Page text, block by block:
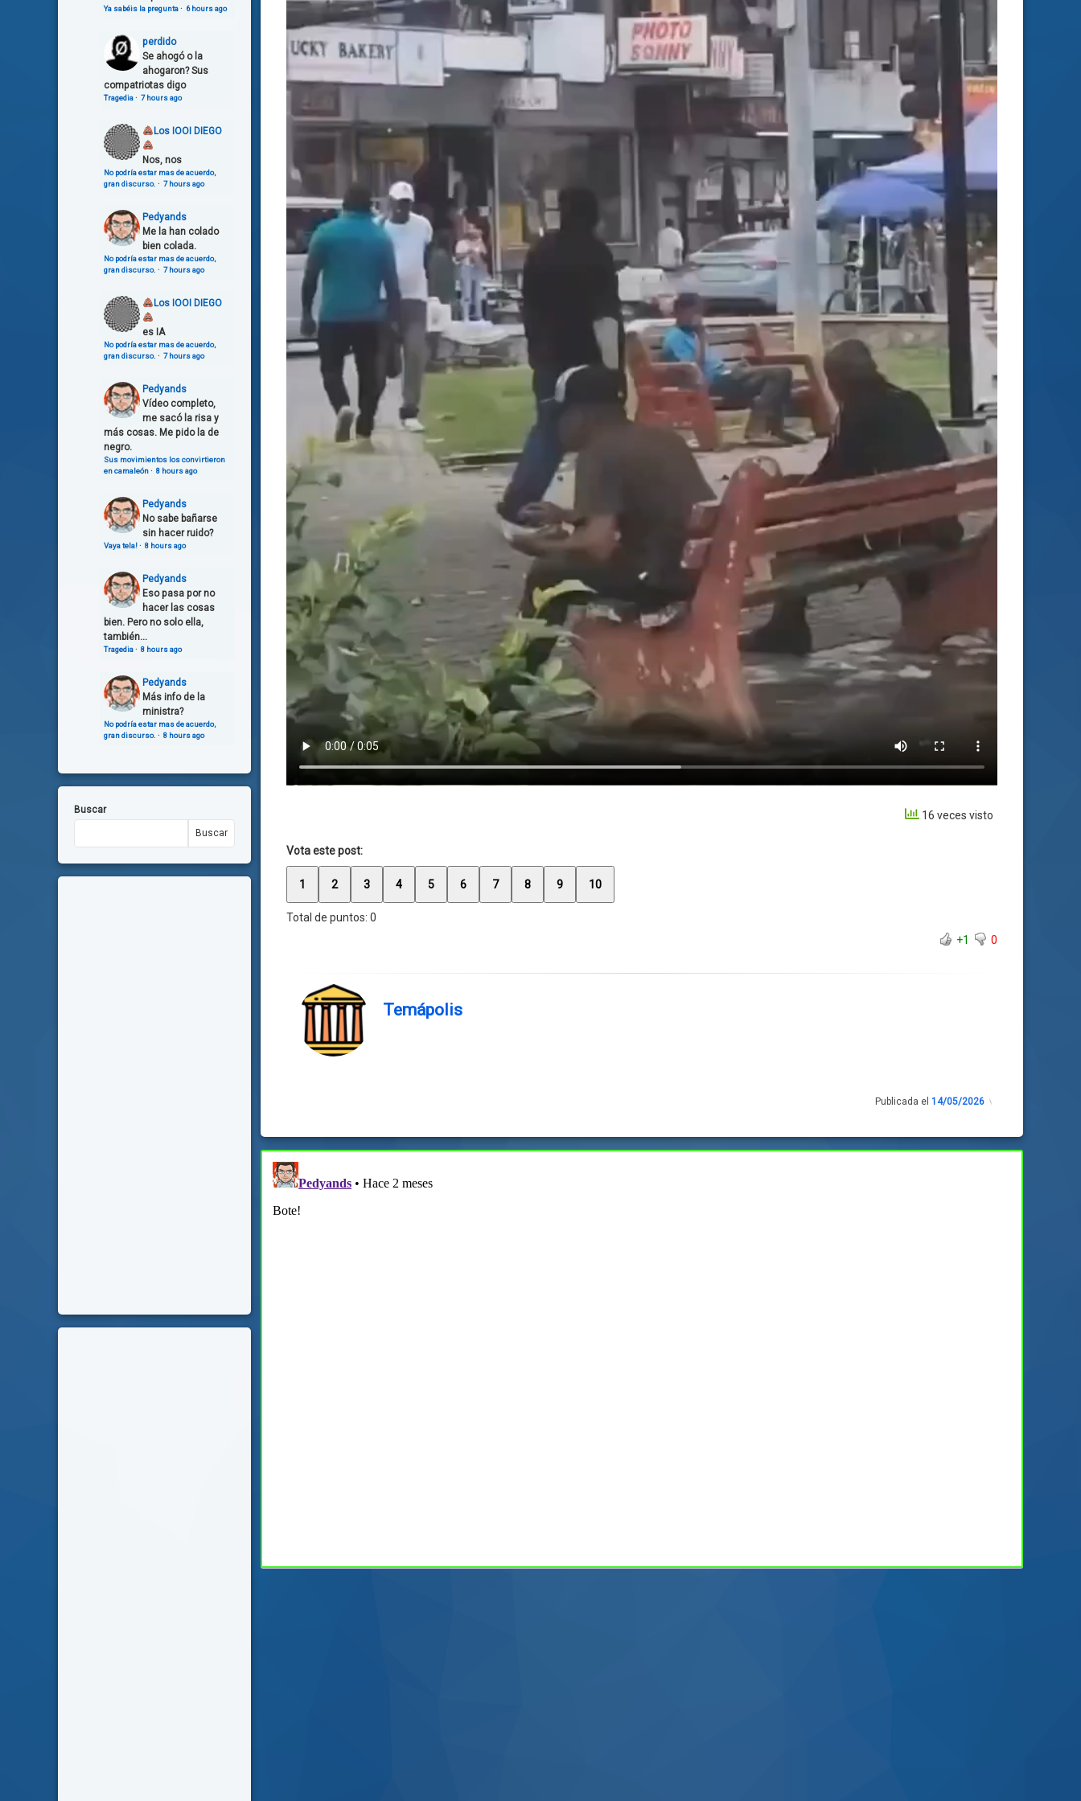
16 veces visto
Vota este post:
1 2 3 4 5 6 7 8 9 10
Total de puntos: 0
+1
0
Temápolis
Publicada el 14/05/2026
13/05/2026
Ya sabéis la pregunta· 6 hours ago
perdido
Se ahogó o la
ahogaron? Sus
compatriotas digo
Tragedia· 7 hours ago
Los IOOI DIEGO
Nos, nos
No podría estar mas de acuerdo,
gran discurso. · 7 hours ago
Pedyands
Me la han colado
bien colada.
No podría estar mas de acuerdo,
gran discurso. · 7 hours ago
Los IOOI DIEGO
es IA
No podría estar mas de acuerdo,
gran discurso. · 7 hours ago
Pedyands
Vídeo completo,
me sacó la risa y
más cosas. Me pido la de
negro.
Sus movimientos los convirtieron
en camaleón· 8 hours ago
Pedyands
No sabe bañarse
sin hacer ruido?
Vaya tela!· 8 hours ago
Pedyands
Eso pasa por no
hacer las cosas
bien. Pero no solo ella,
también...
Tragedia· 8 hours ago
Pedyands
Más info de la
ministra?
No podría estar mas de acuerdo,
gran discurso. · 8 hours ago
Buscar
Buscar